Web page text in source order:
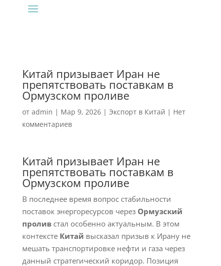
Китай призывает Иран не
препятствовать поставкам в
Ормузском проливе
от admin | Мар 9, 2026| Экспорт в Китай | Нет
комментариев
Китай призывает Иран не
препятствовать поставкам в
Ормузском проливе
В последнее время вопрос стабильности
поставок энергоресурсов через Ормузский
проливстал особенно актуальным. В этом
контексте Китай высказал призыв к Ирану не
мешать транспортировке нефти и газа через
данный стратегический коридор. Позиция